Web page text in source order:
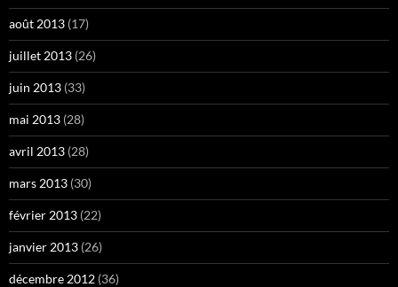
août 2013 (17)
juillet 2013 (26)
juin 2013 (33)
mai 2013 (28)
avril 2013 (28)
mars 2013 (30)
février 2013 (22)
janvier 2013 (26)
décembre 2012 (36)